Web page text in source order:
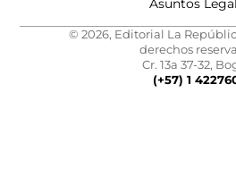
Asuntos
© 2026, Editorial La
derechos
Cr. 13a 37-32,
(+57) 1